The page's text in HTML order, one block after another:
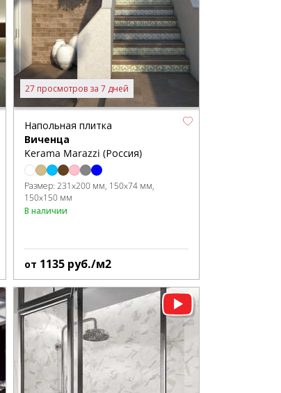
27 просмотров за 7 дней
Напольная плитка
Виченца
Kerama Marazzi (Россия)
Размер: 231x200 мм 150x74 мм
150x150 мм
В наличии
от 1135 руб./м2